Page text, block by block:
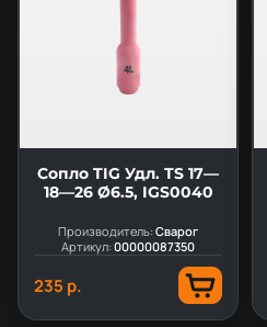
Сопло TIG Удл. TS 17—
18—26 Ø6.5, IGS0040
Производитель:Сварог
Артикул:00000087350
235 р.